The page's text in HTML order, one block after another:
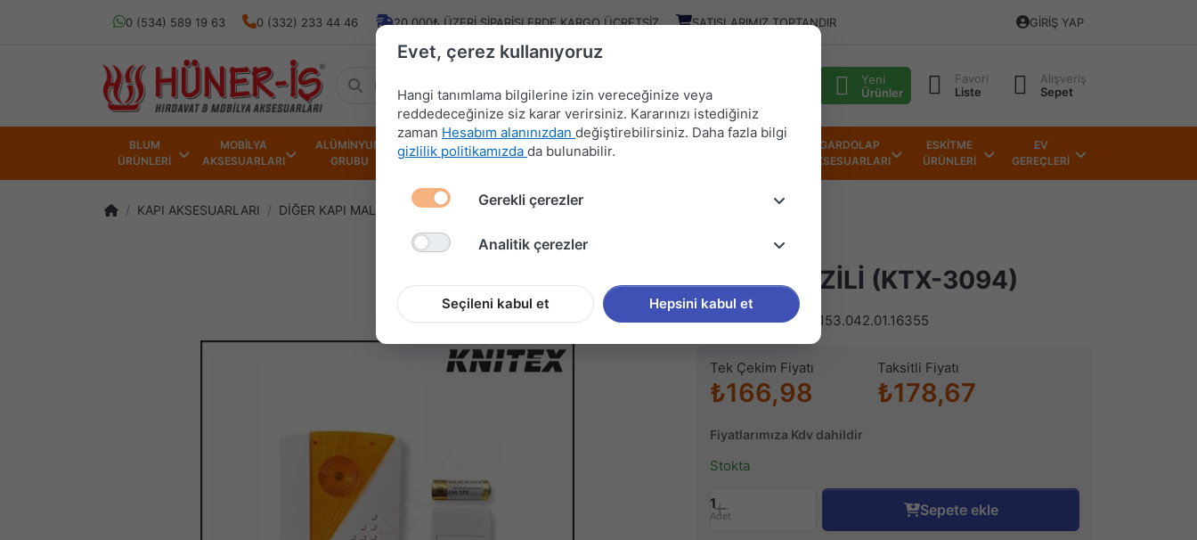
0 (534) 589 19 63 0 (332) 233 44 46 20.000₺ ÜZERI SIPARIŞLERDE KARGO ÜCRETSIZ SATIŞLARIMIZ TOPTANDIR GIRIŞ YAP
Yeni
Ürünler
Favori
Liste
Alışveriş
Sepet
BLUM
ÜRÜNLERİ
MOBİLYA
AKSESUARLARI
ALÜMİNYUM
GRUBU
HIRDAVAT
MALZEMELERİ
MUTFAK
AKSESUARLARI
GARDOLAP
AKSESUARLARI
ESKİTME
ÜRÜNLERİ
EV
GEREÇLERİ
KAPI AKSESUARLARI DİĞER KAPI MALZEMELERİ KTX KAPI ZİLİ (KTX-3094)
KTX KAPI ZİLİ (KTX-3094)
Stok kodu (SKU) 153.042.01.16355
Tek Çekim Fiyatı
₺166,98
Taksitli Fiyatı
₺178,67
Fiyatlarımıza Kdv dahildir
Stokta
1
Adet Sepete ekle
Evet, çerez kullanıyoruz
Hangi tanımlama bilgilerine izin vereceğinize veya
reddedeceğinize siz karar verirsiniz. Kararınızı istediğiniz
zaman Hesabım alanınızdan değiştirebilirsiniz. Daha fazla bilgi
gizlilik politikamızda da bulunabilir.
Gerekli çerezler
Analitik çerezler
Seçileni kabul et Hepsini kabul et